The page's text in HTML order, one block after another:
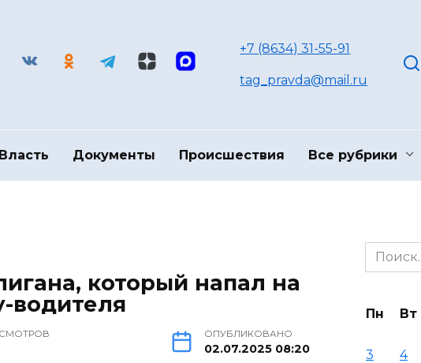
+7 (8634) 31-55-91
tag_pravda@mail.ru
Власть Документы Происшествия Все рубрики
который напал на
ОПУБЛИКОВАНО
02.07.2025 08:20
Search
for:
Пн Вт
3
4